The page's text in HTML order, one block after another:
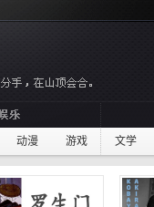
动漫 游戏 文学